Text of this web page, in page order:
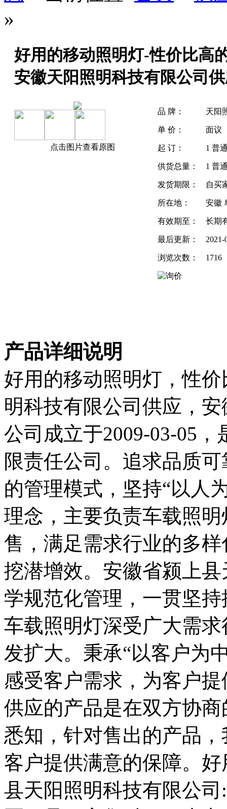
»
好用的移动照明灯-性价比高
安徽天阳照明科技有限公司
点击图片查看原图
品 牌： 天阳
单 价： 面议
起 订： 1 普
供货总量： 1 普
发货期限： 自买
所在地： 安徽
有效期至： 长期
最后更新： 2021-
浏览次数： 1716
产品详细说明
好用的移动照明灯，性
明科技有限公司供应，
公司成立于2009-03-05
限责任公司。追求品质
的管理模式，坚持“以人
理念，主要负责车载照
售，满足需求行业的多
挖潜增效。安徽省颍上
学规范化管理，一贯坚
车载照明灯深受广大需
发扩大。秉承“以客户为
感受客户需求，为客户
供应的产品是在双方协
悉知，针对售出的产品
客户提供满意的保障。
县天阳照明科技有限公